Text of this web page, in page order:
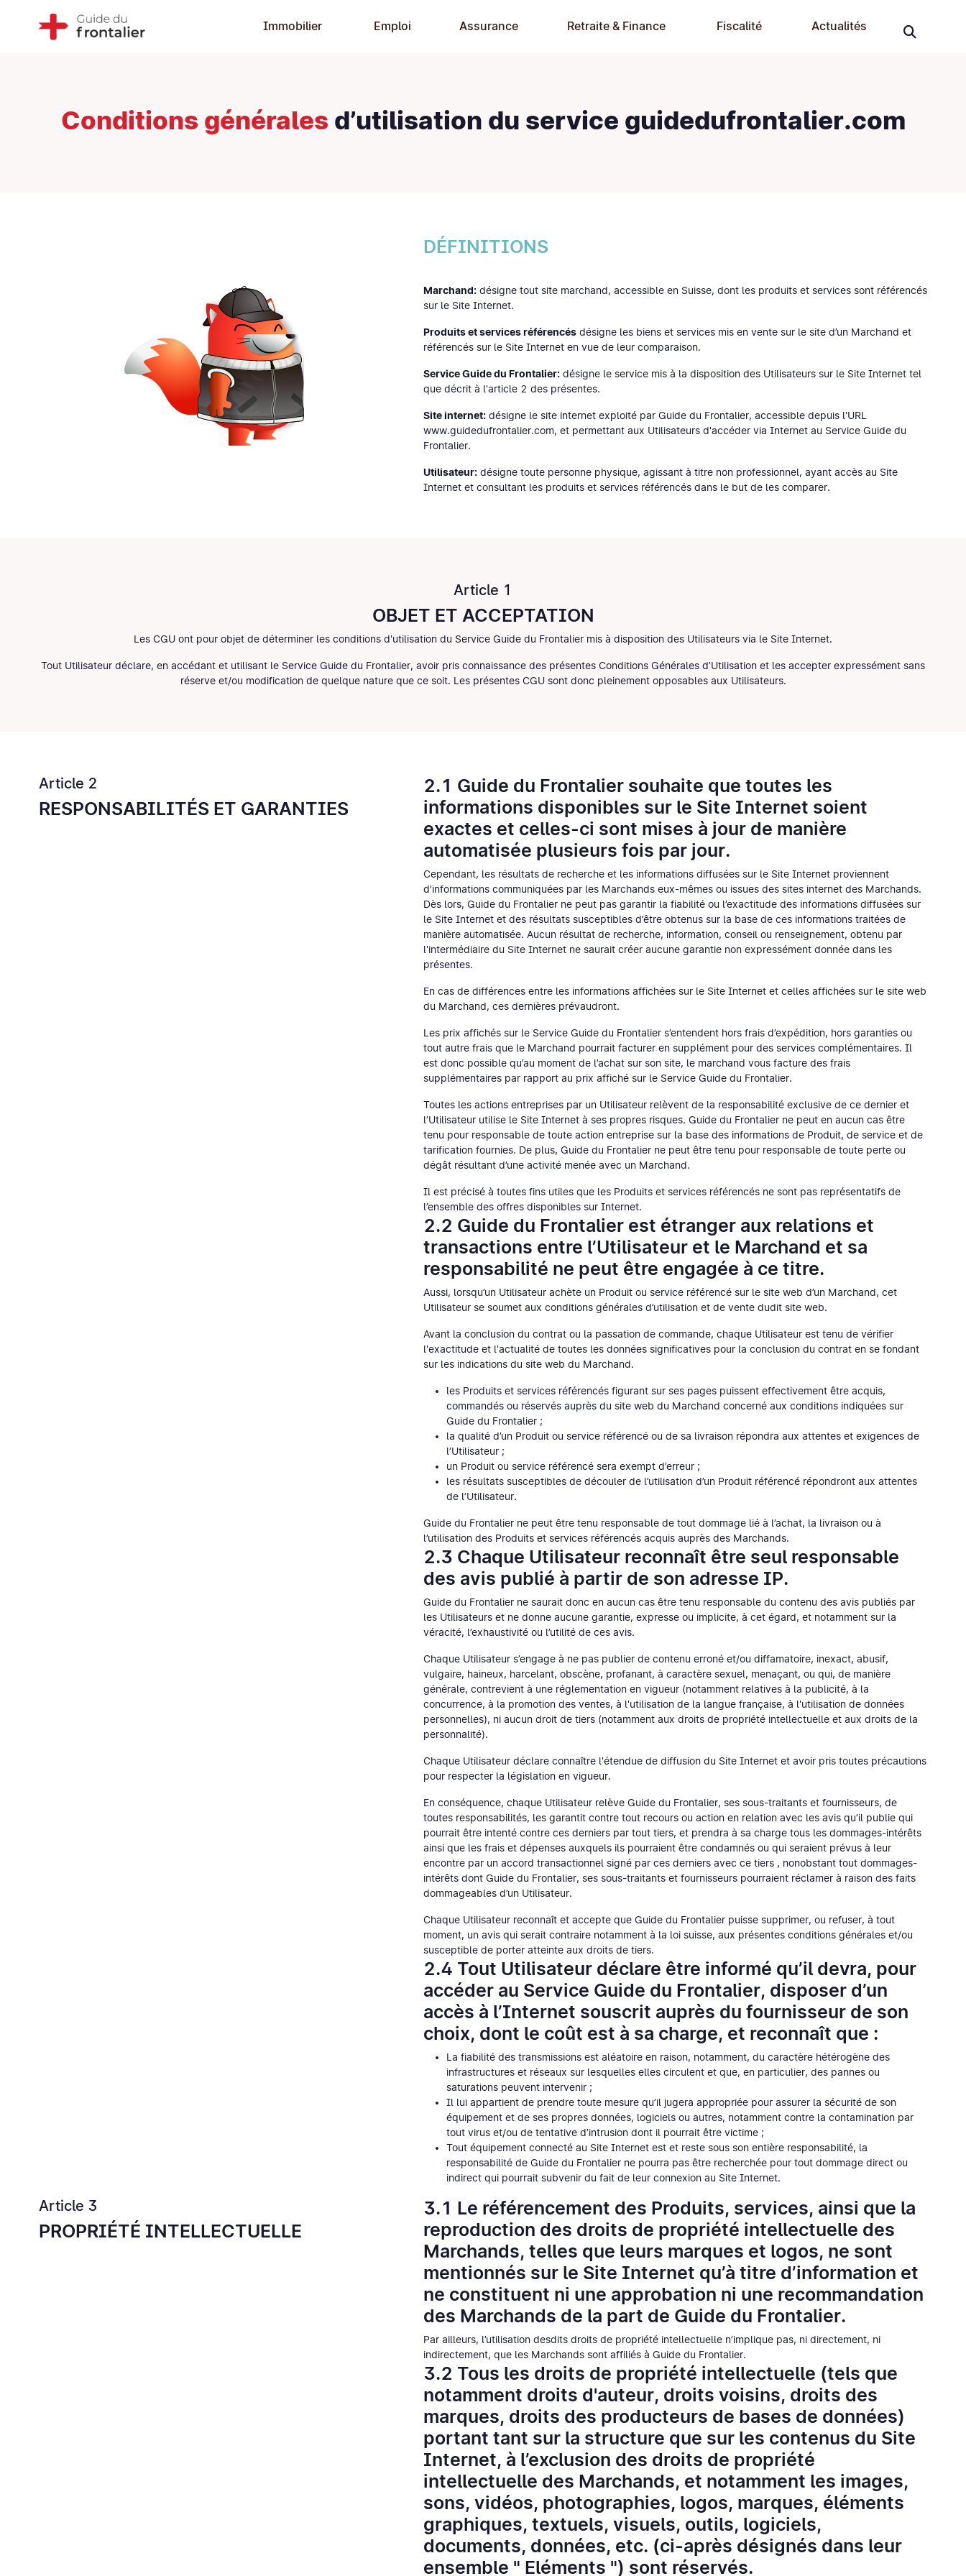
Immobilier Emploi Assurance Retraite & Finance Fiscalité Actualités
Conditions générales d’utilisation du service guidedufrontalier.com
DÉFINITIONS
Marchand: désigne tout site marchand, accessible en Suisse, dont les produits et services sont référencés
sur le Site Internet.
Produits et services référencés désigne les biens et services mis en vente sur le site d’un Marchand et
référencés sur le Site Internet en vue de leur comparaison.
Service Guide du Frontalier: désigne le service mis à la disposition des Utilisateurs sur le Site Internet tel
que décrit à l'article 2 des présentes.
Site internet: désigne le site internet exploité par Guide du Frontalier, accessible depuis l'URL
www.guidedufrontalier.com, et permettant aux Utilisateurs d'accéder via Internet au Service Guide du
Frontalier.
Utilisateur: désigne toute personne physique, agissant à titre non professionnel, ayant accès au Site
Internet et consultant les produits et services référencés dans le but de les comparer.
Article 1
OBJET ET ACCEPTATION
Les CGU ont pour objet de déterminer les conditions d'utilisation du Service Guide du Frontalier mis à disposition des Utilisateurs via le Site Internet.
Tout Utilisateur déclare, en accédant et utilisant le Service Guide du Frontalier, avoir pris connaissance des présentes Conditions Générales d’Utilisation et les accepter expressément sans
réserve et/ou modification de quelque nature que ce soit. Les présentes CGU sont donc pleinement opposables aux Utilisateurs.
Article 2
RESPONSABILITÉS ET GARANTIES
2.1 Guide du Frontalier souhaite que toutes les
informations disponibles sur le Site Internet soient
exactes et celles-ci sont mises à jour de manière
automatisée plusieurs fois par jour.
Cependant, les résultats de recherche et les informations diffusées sur le Site Internet proviennent
d’informations communiquées par les Marchands eux-mêmes ou issues des sites internet des Marchands.
Dès lors, Guide du Frontalier ne peut pas garantir la fiabilité ou l’exactitude des informations diffusées sur
le Site Internet et des résultats susceptibles d’être obtenus sur la base de ces informations traitées de
manière automatisée. Aucun résultat de recherche, information, conseil ou renseignement, obtenu par
l'intermédiaire du Site Internet ne saurait créer aucune garantie non expressément donnée dans les
présentes.
En cas de différences entre les informations affichées sur le Site Internet et celles affichées sur le site web
du Marchand, ces dernières prévaudront.
Les prix affichés sur le Service Guide du Frontalier s’entendent hors frais d’expédition, hors garanties ou
tout autre frais que le Marchand pourrait facturer en supplément pour des services complémentaires. Il
est donc possible qu’au moment de l’achat sur son site, le marchand vous facture des frais
supplémentaires par rapport au prix affiché sur le Service Guide du Frontalier.
Toutes les actions entreprises par un Utilisateur relèvent de la responsabilité exclusive de ce dernier et
l’Utilisateur utilise le Site Internet à ses propres risques. Guide du Frontalier ne peut en aucun cas être
tenu pour responsable de toute action entreprise sur la base des informations de Produit, de service et de
tarification fournies. De plus, Guide du Frontalier ne peut être tenu pour responsable de toute perte ou
dégât résultant d’une activité menée avec un Marchand.
Il est précisé à toutes fins utiles que les Produits et services référencés ne sont pas représentatifs de
l’ensemble des offres disponibles sur Internet.
2.2 Guide du Frontalier est étranger aux relations et
transactions entre l’Utilisateur et le Marchand et sa
responsabilité ne peut être engagée à ce titre.
Aussi, lorsqu’un Utilisateur achète un Produit ou service référencé sur le site web d’un Marchand, cet
Utilisateur se soumet aux conditions générales d’utilisation et de vente dudit site web.
Avant la conclusion du contrat ou la passation de commande, chaque Utilisateur est tenu de vérifier
l'exactitude et l'actualité de toutes les données significatives pour la conclusion du contrat en se fondant
sur les indications du site web du Marchand.
les Produits et services référencés figurant sur ses pages puissent effectivement être acquis,
commandés ou réservés auprès du site web du Marchand concerné aux conditions indiquées sur
Guide du Frontalier ;
la qualité d’un Produit ou service référencé ou de sa livraison répondra aux attentes et exigences de
l’Utilisateur ;
un Produit ou service référencé sera exempt d’erreur ;
les résultats susceptibles de découler de l’utilisation d’un Produit référencé répondront aux attentes
de l’Utilisateur.
Guide du Frontalier ne peut être tenu responsable de tout dommage lié à l’achat, la livraison ou à
l’utilisation des Produits et services référencés acquis auprès des Marchands.
2.3 Chaque Utilisateur reconnaît être seul responsable
des avis publié à partir de son adresse IP.
Guide du Frontalier ne saurait donc en aucun cas être tenu responsable du contenu des avis publiés par
les Utilisateurs et ne donne aucune garantie, expresse ou implicite, à cet égard, et notamment sur la
véracité, l’exhaustivité ou l’utilité de ces avis.
Chaque Utilisateur s’engage à ne pas publier de contenu erroné et/ou diffamatoire, inexact, abusif,
vulgaire, haineux, harcelant, obscène, profanant, à caractère sexuel, menaçant, ou qui, de manière
générale, contrevient à une réglementation en vigueur (notamment relatives à la publicité, à la
concurrence, à la promotion des ventes, à l'utilisation de la langue française, à l'utilisation de données
personnelles), ni aucun droit de tiers (notamment aux droits de propriété intellectuelle et aux droits de la
personnalité).
Chaque Utilisateur déclare connaître l'étendue de diffusion du Site Internet et avoir pris toutes précautions
pour respecter la législation en vigueur.
En conséquence, chaque Utilisateur relève Guide du Frontalier, ses sous-traitants et fournisseurs, de
toutes responsabilités, les garantit contre tout recours ou action en relation avec les avis qu’il publie qui
pourrait être intenté contre ces derniers par tout tiers, et prendra à sa charge tous les dommages-intérêts
ainsi que les frais et dépenses auxquels ils pourraient être condamnés ou qui seraient prévus à leur
encontre par un accord transactionnel signé par ces derniers avec ce tiers , nonobstant tout dommages-
intérêts dont Guide du Frontalier, ses sous-traitants et fournisseurs pourraient réclamer à raison des faits
dommageables d’un Utilisateur.
Chaque Utilisateur reconnaît et accepte que Guide du Frontalier puisse supprimer, ou refuser, à tout
moment, un avis qui serait contraire notamment à la loi suisse, aux présentes conditions générales et/ou
susceptible de porter atteinte aux droits de tiers.
2.4 Tout Utilisateur déclare être informé qu’il devra, pour
accéder au Service Guide du Frontalier, disposer d’un
accès à l’Internet souscrit auprès du fournisseur de son
choix, dont le coût est à sa charge, et reconnaît que :
La fiabilité des transmissions est aléatoire en raison, notamment, du caractère hétérogène des
infrastructures et réseaux sur lesquelles elles circulent et que, en particulier, des pannes ou
saturations peuvent intervenir ;
Il lui appartient de prendre toute mesure qu’il jugera appropriée pour assurer la sécurité de son
équipement et de ses propres données, logiciels ou autres, notamment contre la contamination par
tout virus et/ou de tentative d’intrusion dont il pourrait être victime ;
Tout équipement connecté au Site Internet est et reste sous son entière responsabilité, la
responsabilité de Guide du Frontalier ne pourra pas être recherchée pour tout dommage direct ou
indirect qui pourrait subvenir du fait de leur connexion au Site Internet.
Article 3
PROPRIÉTÉ INTELLECTUELLE
3.1 Le référencement des Produits, services, ainsi que la
reproduction des droits de propriété intellectuelle des
Marchands, telles que leurs marques et logos, ne sont
mentionnés sur le Site Internet qu’à titre d’information et
ne constituent ni une approbation ni une recommandation
des Marchands de la part de Guide du Frontalier.
Par ailleurs, l’utilisation desdits droits de propriété intellectuelle n’implique pas, ni directement, ni
indirectement, que les Marchands sont affiliés à Guide du Frontalier.
3.2 Tous les droits de propriété intellectuelle (tels que
notamment droits d'auteur, droits voisins, droits des
marques, droits des producteurs de bases de données)
portant tant sur la structure que sur les contenus du Site
Internet, à l’exclusion des droits de propriété
intellectuelle des Marchands, et notamment les images,
sons, vidéos, photographies, logos, marques, éléments
graphiques, textuels, visuels, outils, logiciels,
documents, données, etc. (ci-après désignés dans leur
ensemble " Eléments ") sont réservés.